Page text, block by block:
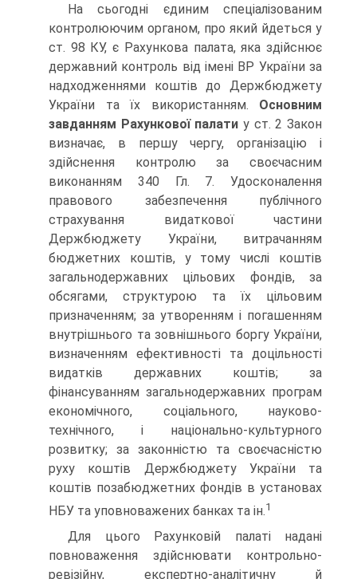
На сьогодні єдиним спеціалізованим
контролюючим органом, про який йдеться у
ст. 98 КУ, є Рахункова палата, яка здійснює
державний контроль від імені ВР України за
надходженнями коштів до Держбюджету
України та їх використанням. Основним
завдан­ням Рахункової палати у ст. 2 Закон
визначає, в першу чергу, організацію і
здійснення контролю за своєчасним
виконанням 340 Гл. 7. Удосконалення
правового забезпечення публічного
страхування видаткової частини
Держбюджету України, витрачанням
бюджет­них коштів, у тому числі коштів
загальнодержавних цільових фондів, за
обсягами, структурою та їх цільовим
призначенням; за утворенням і погашенням
внутрішнього та зовнішнього боргу України,
визначенням ефективності та доцільності
видатків держав­них коштів; за
фінансуванням загальнодержавних програм
еконо­мічного, соціального, науково-
технічного, і національно-культур­ного
розвитку; за законністю та своєчасністю
руху коштів Держбюджету України та
коштів позабюджетних фондів в устано­вах
НБУ та уповноважених банках та ін.1
Для цього Рахунковій палаті надані
повноваження здійснювати контрольно-
ревізійну, експертно-аналітичну й